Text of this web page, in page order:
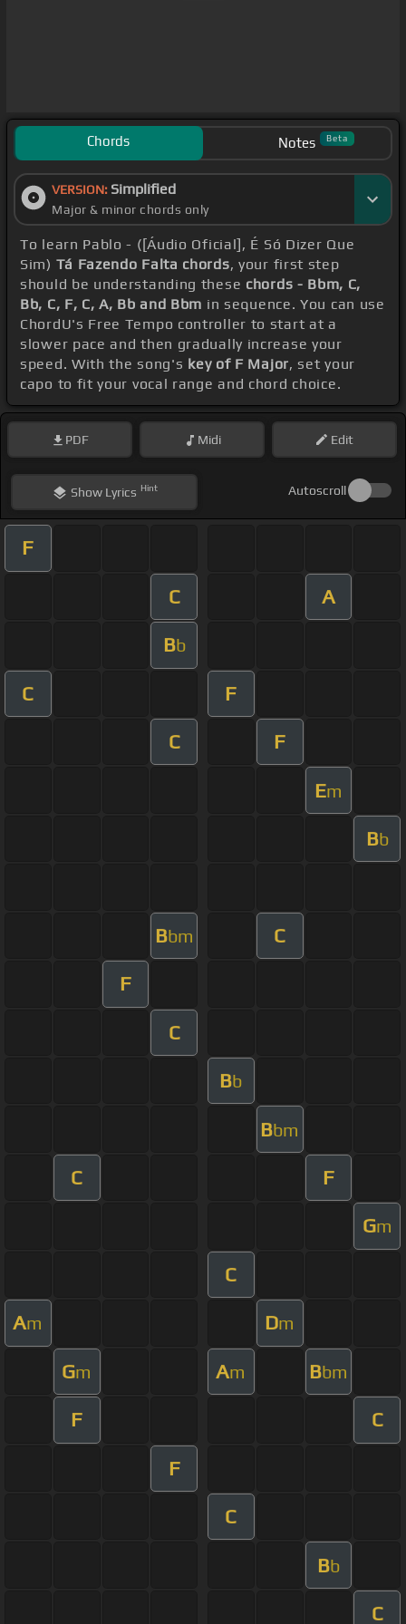
Chords Notes Beta
VERSION: Simplified
Major & minor chords only
To learn Pablo - ([Áudio Oficial], É Só Dizer Que
Sim) Tá Fazendo Falta chords, your first step
should be understanding these chords - Bbm, C,
Bb, C, F, C, A, Bb and Bbm in sequence. You can use
ChordU's Free Tempo controller to start at a
slower pace and then gradually increase your
speed. With the song's key of F Major, set your
capo to fit your vocal range and chord choice.
PDF Midi Edit
ShowLyrics Hint Autoscroll
F
C A
Bb
C F
C F
Em
Bb
Bbm C
F
C
Bb
Bbm
C F
Gm
C
Am Dm
Gm Am Bbm
F C
F
C
Bb
C